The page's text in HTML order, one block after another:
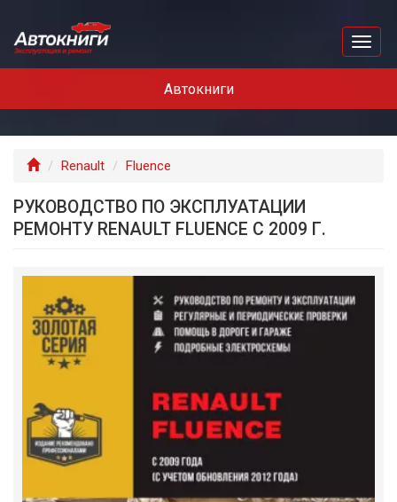
Автокниги
ГлавнаяRenault Fluence
РУКОВОДСТВО ПО ЭКСПЛУАТАЦИИ
РЕМОНТУ RENAULT FLUENCE С 2009 Г.